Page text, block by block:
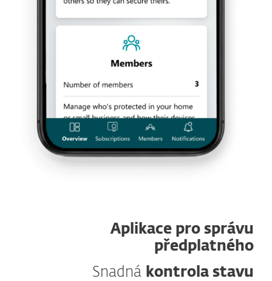
Aplikace pro správu
předplatného
Snadná kontrola stavu